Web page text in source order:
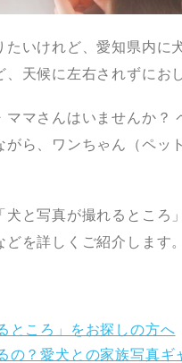
たいけれど、愛知県内
天候に左右されずにお
マさんはいませんか
ら、ワンちゃん（ペ
犬と写真が撮れるとこ
を詳しくご紹介します。
ところ」をお探しの方へ
の？愛犬との家族写真ギ